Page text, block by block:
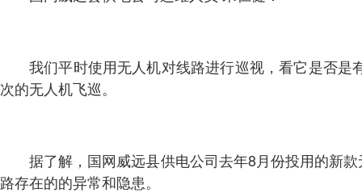
我们平时使用无人机对线路进行巡视，看它是否
次的无人机飞巡。
据了解，国网威远县供电公司去年8月份投用的新
路存在的的异常和隐患。